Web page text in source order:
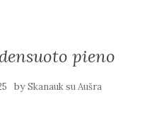
pieno
bySkanauk su Aušra